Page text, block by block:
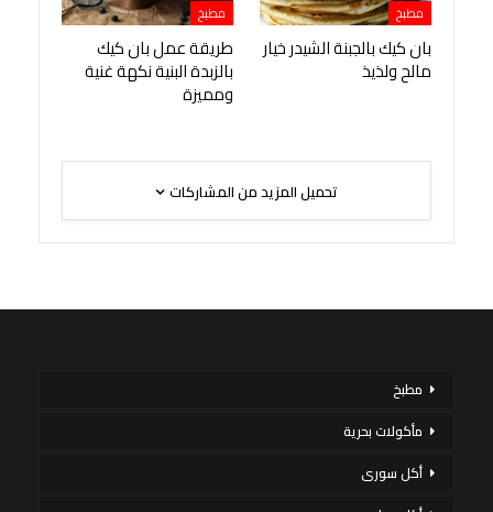
مطبخ
بان كيك بالجبنة الشيدر خيار
مالح ولذيذ
مطبخ
طريقة عمل بان كيك
بالزبدة البنية نكهة غنية
ومميزة
تحميل المزيد من المشاركات
مطبخ
مأكولات بحرية
أكل سورى